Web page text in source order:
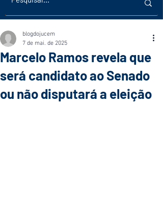
Marcelo Ramos revela que
será candidato ao Senado
ou não disputará a eleição
blogdojucem
7 de mai. de 2025